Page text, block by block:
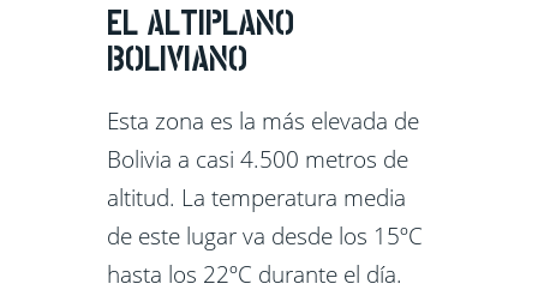
EL ALTIPLANO
BOLIVIANO
Esta zona es la más elevada de
Bolivia a casi 4.500 metros de
altitud. La temperatura media
de este lugar va desde los 15ºC
hasta los 22ºC durante el día.